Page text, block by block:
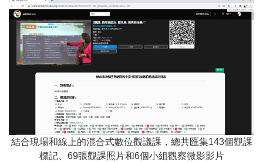
結合現場和線上的混合式數位觀議課，總共匯集143個觀課
標記、69張觀課照片和6個小組觀察微影影片